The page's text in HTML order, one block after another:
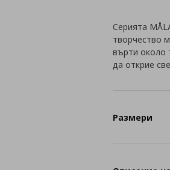
Серията
творчество
върти около
да открие
Размери